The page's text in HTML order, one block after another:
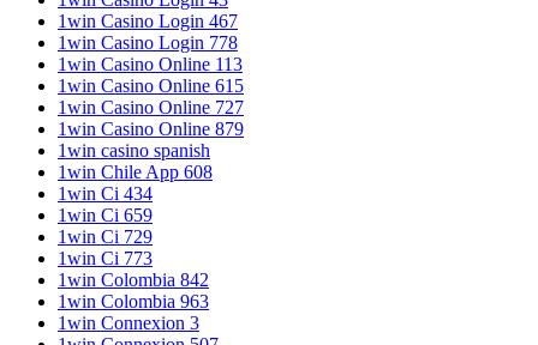
1win Casino Login 467
1win Casino Login 778
1win Casino Online 113
1win Casino Online 615
1win Casino Online 727
1win Casino Online 879
1win casino spanish
1win Chile App 608
1win Ci 434
1win Ci 659
1win Ci 729
1win Ci 773
1win Colombia 842
1win Colombia 963
1win Connexion 3